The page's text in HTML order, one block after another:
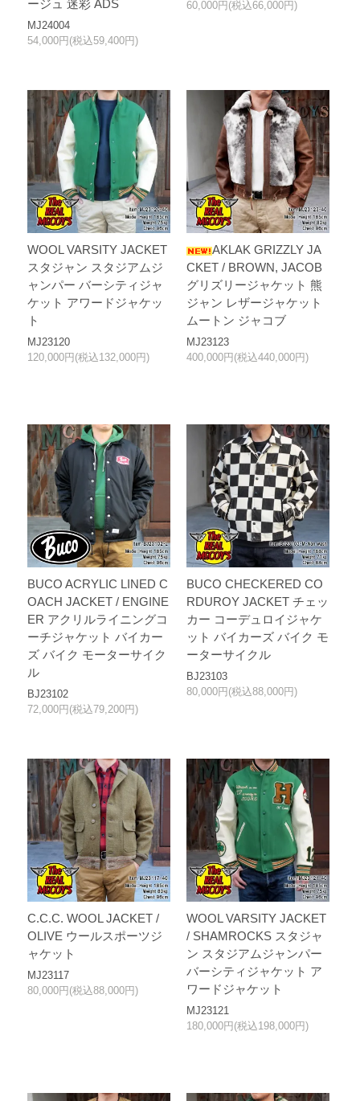
ージュ 迷彩 ADS
MJ24004
54,000円(税込59,400円)
60,000円(税込66,000円)
WOOL VARSITY JACKET
スタジャン スタジアムジ
ャンパー バーシティジャ
ケット アワードジャケッ
ト
MJ23120
120,000円(税込132,000円)
AKLAK GRIZZLY JA
CKET / BROWN, JACOB
グリズリージャケット 熊
ジャン レザージャケット
ムートン ジャコブ
MJ23123
400,000円(税込440,000円)
BUCO ACRYLIC LINED C
OACH JACKET / ENGINE
ER アクリルライニングコ
ーチジャケット バイカー
ズ バイク モーターサイク
ル
BJ23102
72,000円(税込79,200円)
BUCO CHECKERED CO
RDUROY JACKET チェッ
カー コーデュロイジャケ
ット バイカーズ バイク モ
ーターサイクル
BJ23103
80,000円(税込88,000円)
C.C.C. WOOL JACKET /
OLIVE ウールスポーツジ
ャケット
MJ23117
80,000円(税込88,000円)
WOOL VARSITY JACKET
/ SHAMROCKS スタジャ
ン スタジアムジャンパー
バーシティジャケット ア
ワードジャケット
MJ23121
180,000円(税込198,000円)